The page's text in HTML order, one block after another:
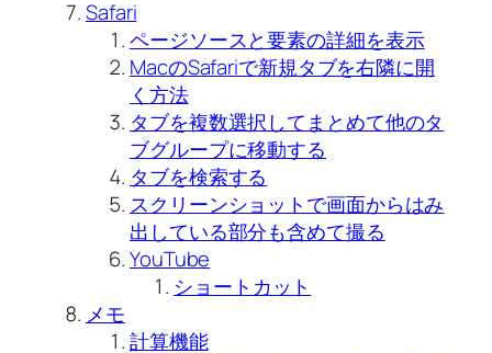
Safari
ページソースと要素の詳細を表示
MacのSafariで新規タブを右隣に開
く方法
タブを複数選択してまとめて他のタ
ブグループに移動する
タブを検索する
スクリーンショットで画面からはみ
出している部分も含めて撮る
YouTube
ショートカット
メモ
計算機能